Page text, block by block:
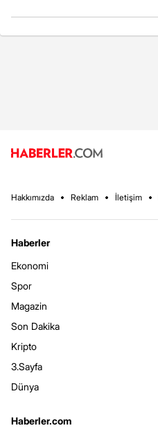
Hakkımızda Reklam İletişim
Haberler
Ekonomi
Spor
Magazin
Son Dakika
Kripto
3.Sayfa
Dünya
Haberler.com